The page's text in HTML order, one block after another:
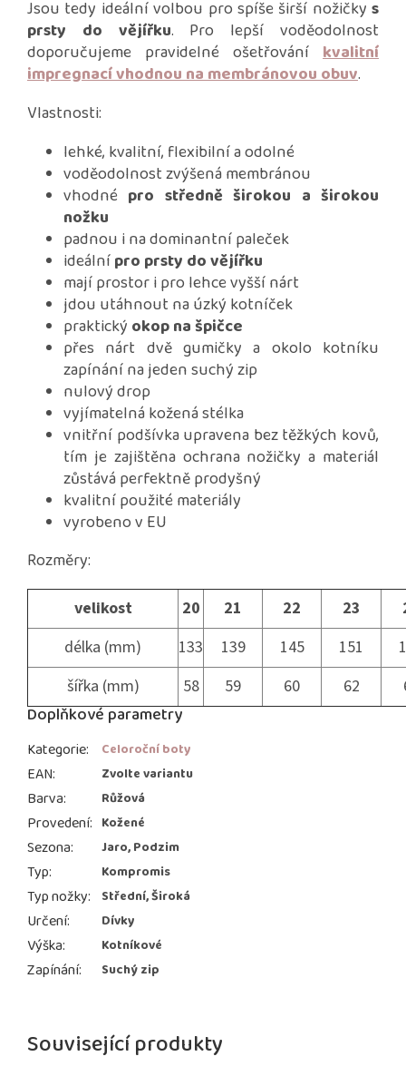
Související produkty
Jsou tedy ideální volbou pro spíše širší nožičky s
prsty do vějířku. Pro lepší voděodolnost
doporučujeme pravidelné ošetřování kvalitní
impregnací vhodnou na membránovou obuv.
Vlastnosti:
lehké, kvalitní, flexibilní a odolné
voděodolnost zvýšená membránou
vhodné pro středně širokou a širokou
nožku
padnou i na dominantní paleček
ideálnípro prsty do vějířku
mají prostor i pro lehce vyšší nárt
jdou utáhnout na úzký kotníček
praktický okop na špičce
přes nárt dvě gumičky a okolo kotníku
zapínání na jeden suchý zip
nulový drop
vyjímatelná kožená stélka
vnitřní podšívka upravena bez těžkých kovů,
tím je zajištěna ochrana nožičky a materiál
zůstává perfektně prodyšný
kvalitní použité materiály
vyrobeno v EU
Rozměry:
velikost 20 21 22 23
délka (mm)
133 139 145 151
šířka (mm)
58 59 60 62
Doplňkové parametry
Kategorie: Celoroční boty
EAN: Zvolte variantu
Barva: Růžová
Provedení: Kožené
Sezona: Jaro, Podzim
Typ: Kompromis
Typ nožky: Střední, Široká
Určení: Dívky
Výška: Kotníkové
Zapínání: Suchý zip